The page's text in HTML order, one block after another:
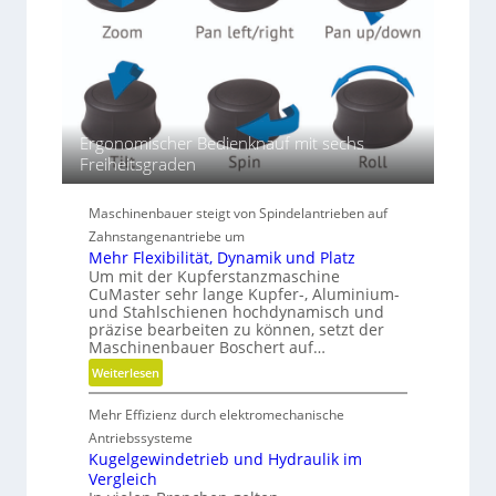
ß
e
e
i
m
e
i
o
n
e
n
Ergonomischer Bedienknauf mit sechs
Freiheitsgraden
Maschinenbauer steigt von Spindelantrieben auf
Zahnstangenantriebe um
Mehr Flexibilität, Dynamik und Platz
Um mit der Kupferstanzmaschine
CuMaster sehr lange Kupfer-, Aluminium-
und Stahlschienen hochdynamisch und
präzise bearbeiten zu können, setzt der
Maschinenbauer Boschert auf…
Weiterlesen:
M
e
h
r
Mehr Effizienz durch elektromechanische
Antriebssysteme
Kugelgewindetrieb und Hydraulik im
Vergleich